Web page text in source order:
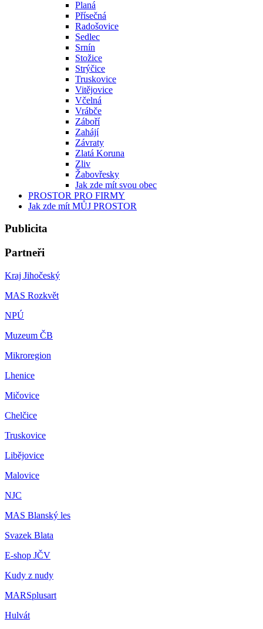
Planá
Přísečná
Radošovice
Sedlec
Srnín
Stožice
Strýčice
Truskovice
Vitějovice
Včelná
Vrábče
Záboří
Zahájí
Závraty
Zlatá Koruna
Zliv
Žabovřesky
Jak zde mít svou obec
PROSTOR PRO FIRMY
Jak zde mít MŮJ PROSTOR
Publicita
Partneři
Kraj Jihočeský
MAS Rozkvět
NPÚ
Muzeum ČB
Mikroregion
Lhenice
Mičovice
Chelčice
Truskovice
Libějovice
Malovice
NJC
MAS Blanský les
Svazek Blata
E-shop JČV
Kudy z nudy
MARSplusart
Hulvát